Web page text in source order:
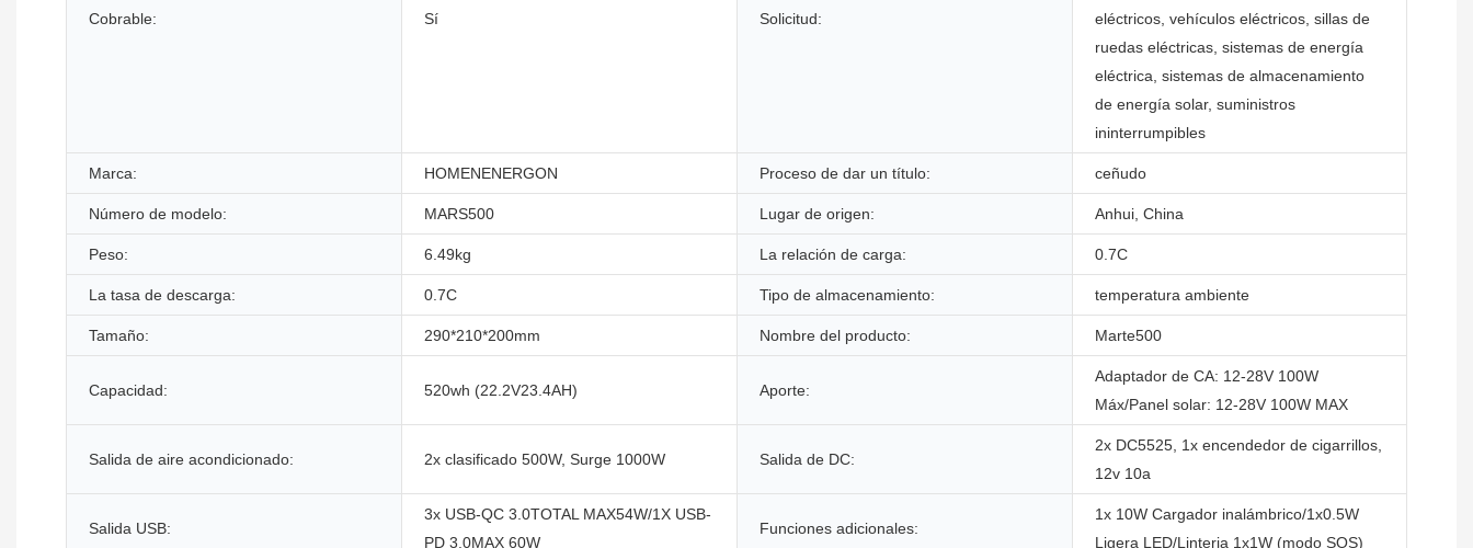
Cobrable: Sí Solicitud:
eléctricos, vehículos eléctricos, sillas de
ruedas eléctricas, sistemas de energía
eléctrica, sistemas de almacenamiento
de energía solar, suministros
ininterrumpibles
Marca: HOMENENERGON Proceso de dar un título: ceñudo
Número de modelo: MARS500 Lugar de origen: Anhui, China
Peso: 6.49kg La relación de carga: 0.7C
La tasa de descarga: 0.7C Tipo de almacenamiento: temperatura ambiente
Tamaño: 290*210*200mm Nombre del producto: Marte500
Capacidad: 520wh (22.2V23.4AH) Aporte:
Adaptador de CA: 12-28V 100W
Máx/Panel solar: 12-28V 100W MAX
Salida de aire acondicionado: 2x clasificado 500W, Surge 1000W Salida de DC:
2x DC5525, 1x encendedor de cigarrillos,
12v 10a
Salida USB:
3x USB-QC 3.0TOTAL MAX54W/1X USB-
PD 3.0MAX 60W
Funciones adicionales:
1x 10W Cargador inalámbrico/1x0.5W
Ligera LED/Linteria 1x1W (modo SOS)